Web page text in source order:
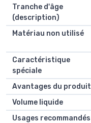
Tranche d'âge
(description)
Matériau non utilisé
Caractéristique
spéciale
Avantages du produit
Volume liquide
Usages recommandés